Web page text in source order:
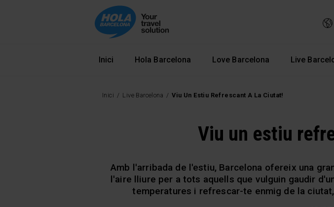
Navegació principal
Inici Hola Barcelona Love Barcelona Live
Inici Live Barcelona Viu Un Estiu Refrescant A La Ciutat!
Viu un estiu
Amb l'arribada de l'estiu, Barcelona ofereix una
l'aire lliure per a tots aquells que vulguin gaudir
temperatures i refrescar-te enmig de la